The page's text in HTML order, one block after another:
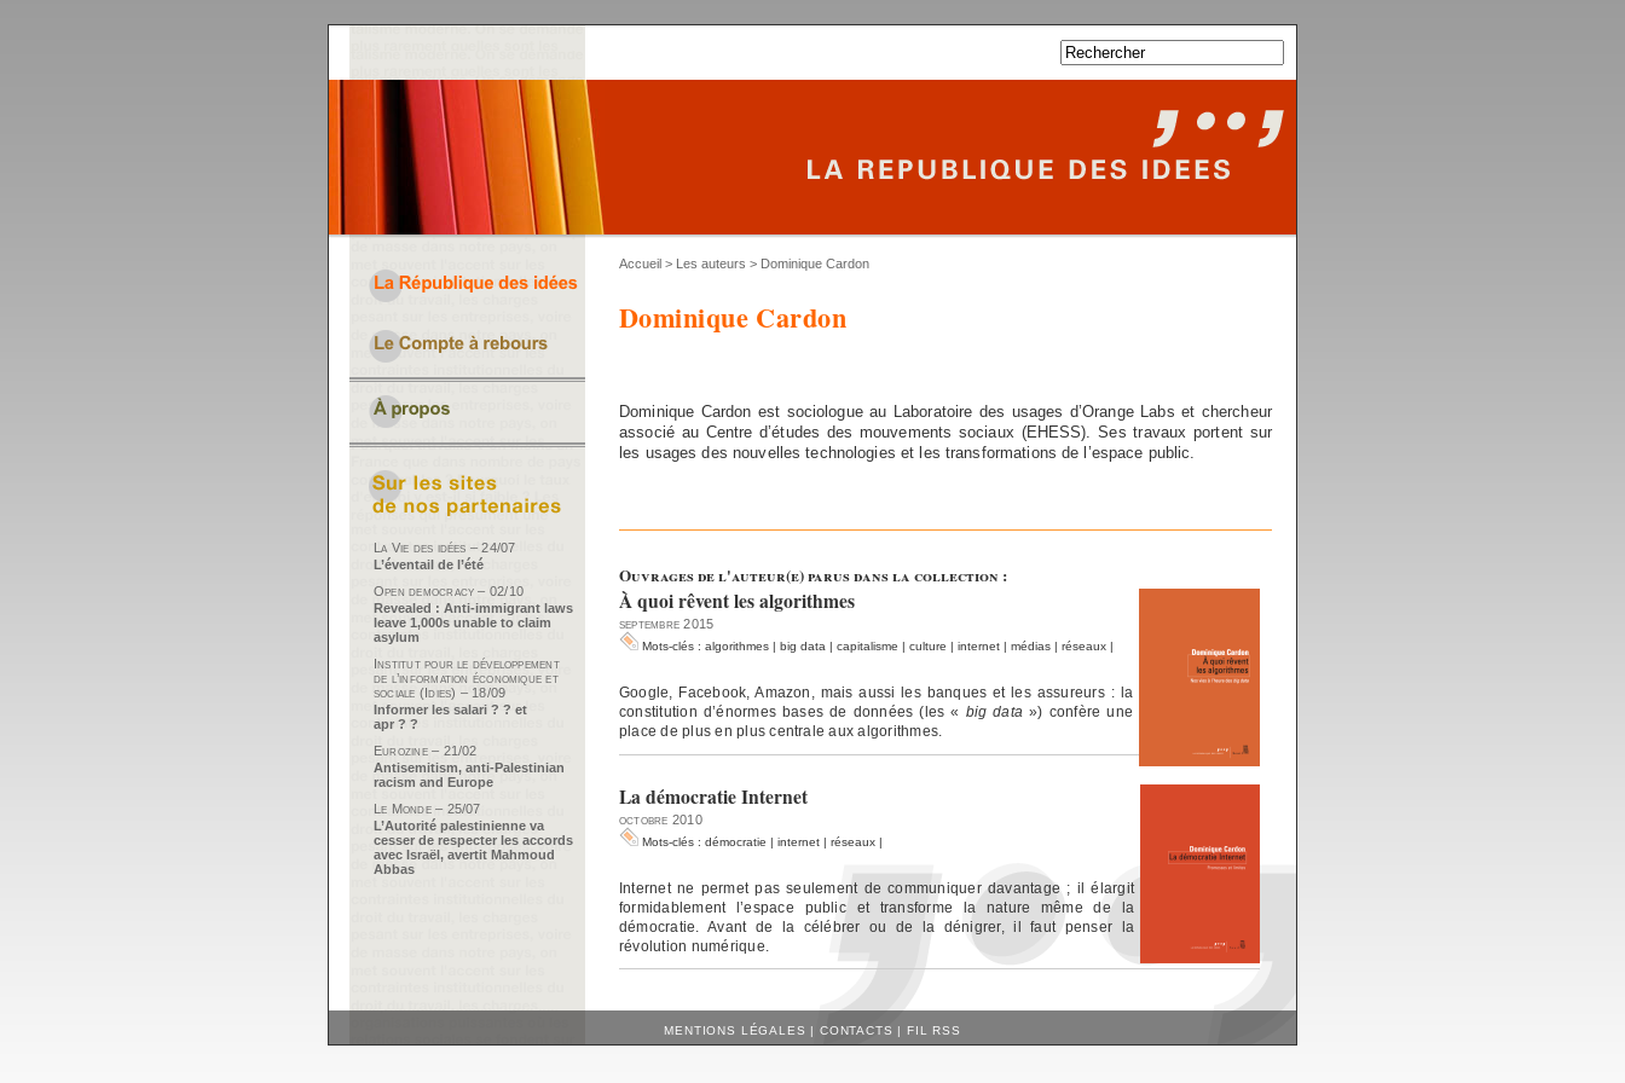
Accueil > Les auteurs > Dominique Cardon
Dominique Cardon
Dominique Cardon est sociologue au Laboratoire des usages d’Orange Labs et chercheur
associé au Centre d’études des mouvements sociaux (EHESS). Ses travaux portent sur
les usages des nouvelles technologies et les transformations de l’espace public.
Ouvrages de l'auteur(e) parus dans la collection :
À quoi rêvent les algorithmes
septembre 2015
Mots-clés : algorithmes | big data | capitalisme | culture | internet | médias | réseaux |
Google, Facebook, Amazon, mais aussi les banques et les assureurs : la
constitution d’énormes bases de données (les « big data ») confère une
place de plus en plus centrale aux algorithmes.
La démocratie Internet
octobre 2010
Mots-clés : démocratie | internet | réseaux |
Internet ne permet pas seulement de communiquer davantage ; il élargit
formidablement l’espace public et transforme la nature même de la
démocratie. Avant de la célébrer ou de la dénigrer, il faut penser la
révolution numérique.
La Vie des idées – 24/07
L’éventail de l’été
Open democracy – 02/10
Revealed : Anti-immigrant laws
leave 1,000s unable to claim
asylum
Institut pour le développement
de l’information économique et
sociale (Idies) – 18/09
Informer les salari ? ? et
apr ? ?
Eurozine – 21/02
Antisemitism, anti-Palestinian
racism and Europe
Le Monde – 25/07
L’Autorité palestinienne va
cesser de respecter les accords
avec Israël, avertit Mahmoud
Abbas
MENTIONS LÉGALES CONTACTS FIL RSS